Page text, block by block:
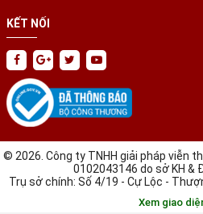
KẾT NỐI
© 2026. Công ty TNHH giải pháp viễn
0102043146 do sở KH &
Trụ sở chính: Số 4/19 - Cự Lộc -
Xem giao